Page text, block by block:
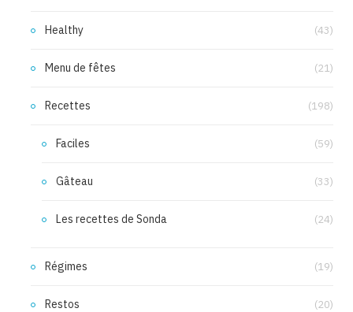
Healthy (43)
Menu de fêtes (21)
Recettes (198)
Faciles (59)
Gâteau (33)
Les recettes de Sonda (24)
Régimes (19)
Restos (20)